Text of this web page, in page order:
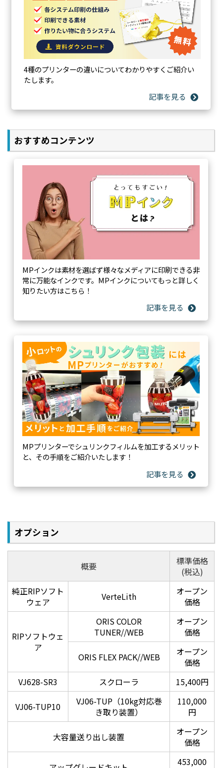
多彩な表現に対応するレイヤー印刷
リアルタイムにプリンタの状況が把握できる
バリュージェットステータスモニタ(VSM)
ご使用のMUTOHプリンタの状態をパソコンやスマート
フォン上で確認できます。作画データ量やインク使用
トなどの確認ができます。また、プリンタの一部機能の
操作も可能です。
高画質とワークフローの効率化を実現する純正RIPソフ
オリジナルハーフトーン技術 MUTOH Clear Tone
濃度のバラつきが少ない、滑らかな粒状性。より美しい画
質を実現
広色域プロファイル MUTOH CMYK＆MUTOH CMYK
Expanded
MUTOHプリンタの色域を最大限に引き出し、色鮮やかな
表現を可能とする広色域入力プロファイル「MUTOH
CMYK」とオレンジインクを加えた8色仕様に対応した
「MUTOH CMYKExpanded」
4種のプリンターの違いについてわかりやすくご紹介い
たします。
おすすめコンテンツ
MPインクは素材を選ばず様々なメディアに印刷できる非
常に万能なインクです。MPインクについてもっと詳しく
知りたい方はこちら！
MPプリンターでシュリンクフィルムを加工するメリット
と、その手順をご紹介いたします！
オプション
概要
標準価格
(税込)
純正RIPソフト
ウェア
VerteLith
オープン
価格
RIPソフトウェ
ア
ORIS COLOR
TUNER//WEB
オープン
価格
ORIS FLEX PACK//WEB
オープン
価格
VJ628-SR3
スクローラ 15,400円
VJ06-TUP10
VJ06-TUP（10kg対応巻
き取り装置）
110,000
円
大容量送り出し装置
オープン
価格
453,000